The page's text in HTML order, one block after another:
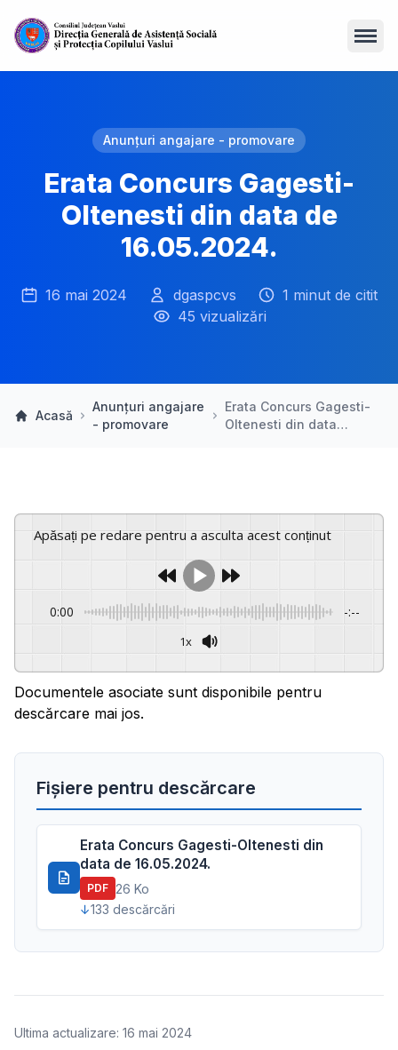
Anunțuri angajare - promovare
Erata Concurs Gagesti-
Oltenesti din data de
16.05.2024.
16 mai 2024 dgaspcvs
1 minut de citit
45 vizualizări
Acasă
Anunțuri angajare
- promovare
Erata Concurs Gagesti-
Oltenesti din data…
Apăsați pe redare pentru a asculta acest conținut
0:00 -:--
1x
Documentele asociate sunt disponibile pentru
descărcare mai jos.
Fișiere pentru descărcare
Erata Concurs Gagesti-Oltenesti din
data de 16.05.2024.
PDF 26 Ko
133 descărcări
Ultima actualizare: 16 mai 2024